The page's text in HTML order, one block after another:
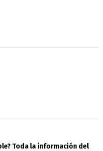
Toda la información del